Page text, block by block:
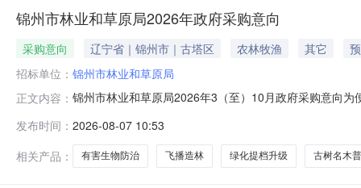
锦州市林业和草原局2026年政府采购意向
采购意向 辽宁省｜锦州市｜古塔区 农林牧渔 其它
招标单位： 锦州市林业和草原局
正文内容： 锦州市林业和草原局2026年3（至）10月政府采购意向
飞播造林项目开展飞播造林2万亩10010月无2026年8月
务
发布时间： 2026-08-07 10:53
相关产品：
有害生物防治 飞播造林 绿化提档升级 古树名木